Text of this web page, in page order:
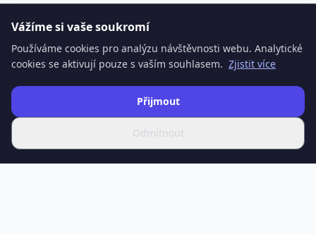
Vážíme si vaše soukromí
Používáme cookies pro analýzu návštěvnosti webu. Analytické
cookies se aktivují pouze s vaším souhlasem. Zjistit více
Odmítnout
Přijmout